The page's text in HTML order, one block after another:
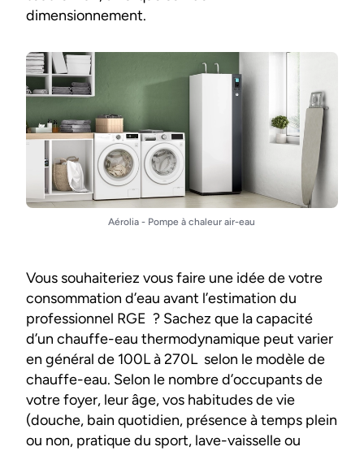
dimensionnement.
Aérolia - Pompe à chaleur air-eau
Vous souhaiteriez vous faire une idée de votre
consommation d’eau avant l’estimation du
professionnel RGE ? Sachez que la capacité
d’un chauffe-eau thermodynamique peut varier
en général de 100L à 270L selon le modèle de
chauffe-eau. Selon le nombre d’occupants de
votre foyer, leur âge, vos habitudes de vie
(douche, bain quotidien, présence à temps plein
ou non, pratique du sport, lave-vaisselle ou